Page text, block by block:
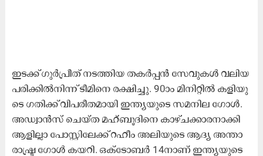
ഇ​ട​ക്ക് ഗു​ർ​പ്രീ​ത് ന​ട​ത്തി​യ ത​ക​ർ​പ്പ​ൻ സേ​വു​ക​ൾ വ​ലി​യ
പ​രി​ക്കി​ൽ​നി​ന്ന് ടീ​മി​നെ ര​ക്ഷി​ച്ചു. 90ാം മി​നി​റ്റി​ൽ ക​ളി​യു​
ടെ ഗ​തി​ക്ക് വി​പ​രീ​ത​മാ​യി ഇ​ന്ത്യ​യു​ടെ സ​മ​നി​ല ഗോ​ൾ.
അ​ഡ്വാ​ൻ​സ് ചെ​യ്ത മ​ഹ്ബൂ​ദി​നെ കാ​ഴ്ച​ക്കാ​ര​നാ​ക്കി
ആ​ളി​ല്ലാ പോ​സ്റ്റി​ലേ​ക്ക് റ​ഹീം അ​ലി​യു​ടെ ആ​ദ്യ അ​ന്താ​
രാ​ഷ്ട്ര ഗോ​ൾ ക​യ​റി. ഒ​ക്ടോ​ബ​ർ 14നാ​ണ് ഇ​ന്ത്യ​യു​ടെ